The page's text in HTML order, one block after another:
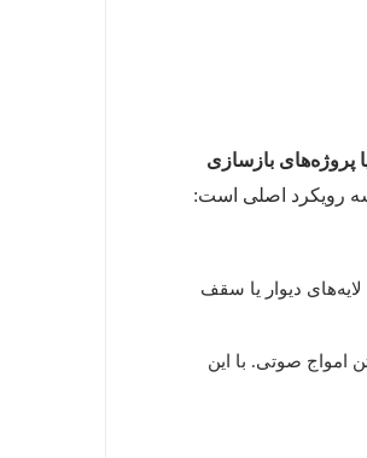
بازسازی
رویکرد اصلی است:
لایه‌های دیوار یا سقف
امواج صوتی. با این